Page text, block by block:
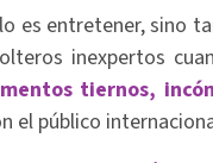
es entretener, sino
inexpertos
tiernos,
el público